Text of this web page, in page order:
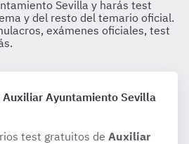
Ayuntamiento Sevilla
test gratuitos de Auxiliar